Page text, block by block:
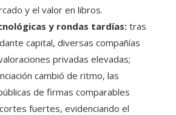
y el valor en libros.
y rondas tardías: tras
capital, diversas compañías
privadas elevadas;
cambió de ritmo, las
de firmas comparables
fuertes, evidenciando el